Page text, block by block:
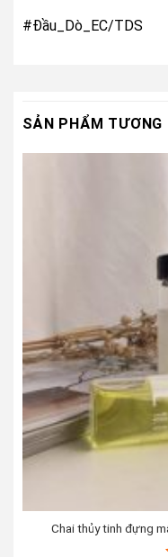
#Đầu_Dò_EC/TDS
SẢN PHẨM TƯƠNG
Chai thủy tinh đựng